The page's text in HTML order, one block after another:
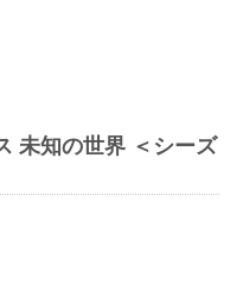
未知の世界 ＜シーズ